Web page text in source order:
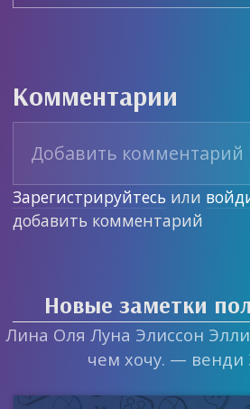
Комментарии
Зарегистрируйтесь или
добавить комментарий
Новые заметки
Лина Оля Луна Элиссон
чем хочу. — венди